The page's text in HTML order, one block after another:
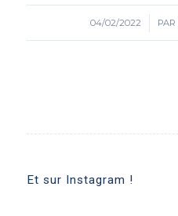
04/02/2022
/ PAR
Et sur Instagram !